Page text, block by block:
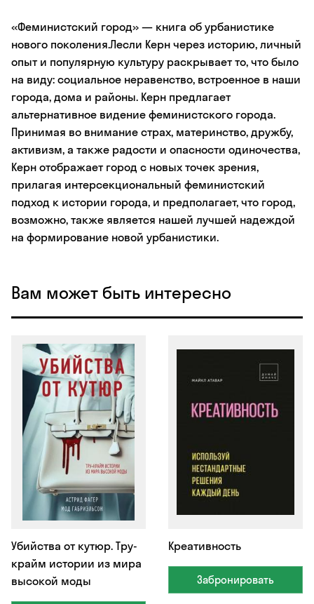
«Феминистский город» — книга об урбанистике
нового поколения.Лесли Керн через историю, личный
опыт и популярную культуру раскрывает то, что было
на виду: социальное неравенство, встроенное в наши
города, дома и районы. Керн предлагает
альтернативное видение феминистского города.
Принимая во внимание страх, материнство, дружбу,
активизм, а также радости и опасности одиночества,
Керн отображает город с новых точек зрения,
прилагая интерсекциональный феминистский
подход к истории города, и предполагает, что город,
возможно, также является нашей лучшей надеждой
на формирование новой урбанистики.
Вам может быть интересно
Убийства от кутюр. Тру-
крайм истории из мира
высокой моды
Креативность
Забронировать